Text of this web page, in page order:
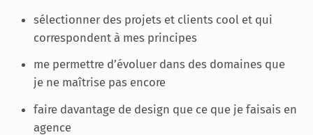
sélectionner des projets et clients cool et qui
correspondent à mes principes
me permettre d’évoluer dans des domaines que
je ne maîtrise pas encore
faire davantage de design que ce que je faisais en
agence